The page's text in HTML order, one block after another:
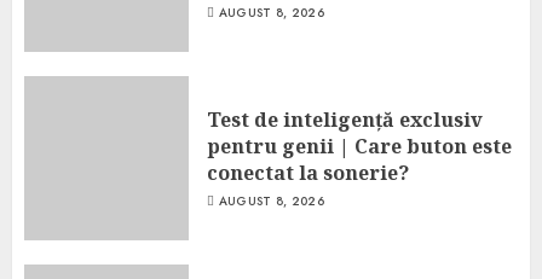
AUGUST 8, 2026
Test de inteligență exclusiv
pentru genii | Care buton este
conectat la sonerie?
AUGUST 8, 2026